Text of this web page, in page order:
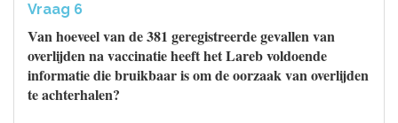
Vraag 6
Van hoeveel van de 381 geregistreerde gevallen van
overlijden na vaccinatie heeft het Lareb voldoende
informatie die bruikbaar is om de oorzaak van overlijden
te achterhalen?